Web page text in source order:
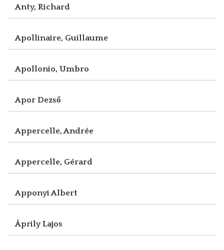
Anty, Richard
Apollinaire, Guillaume
Apollonio, Umbro
Apor Dezső
Appercelle, Andrée
Appercelle, Gérard
Apponyi Albert
Áprily Lajos